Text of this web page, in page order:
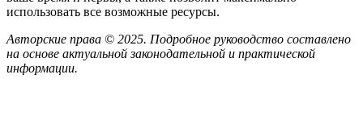
использовать все возможные ресурсы.
Авторские права © 2025. Подробное руководство составлено
на основе актуальной законодательной и практической
информации.